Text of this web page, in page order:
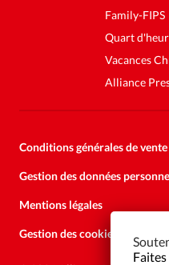
Family-FIPS
Quart
Vacances
Alliance
Conditions générales de vente
Gestion des données
Mentions légales
Gestion des cookies